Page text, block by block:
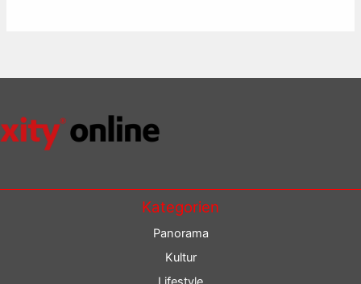
Kategorien
Panorama
Kultur